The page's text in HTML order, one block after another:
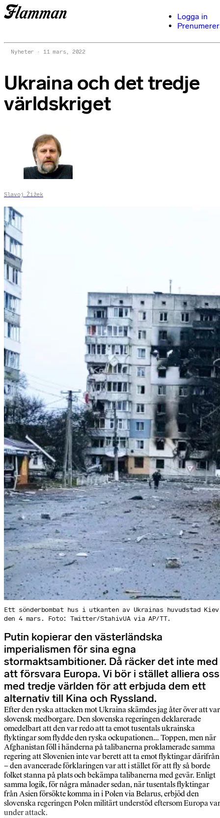
Logga in
Nyheter 11 mars, 2022
Ukraina och det tredje
världskriget
Slavoj Žižek
Ett sönderbombat hus i utkanten av Ukrainas huvudstad Kiev
den 4 mars. Foto: Twitter/StahivUA via AP/TT.
Putin kopierar den västerländska
imperialismen för sina egna
stormaktsambitioner. Då räcker det inte med
att försvara Europa. Vi bör i stället alliera oss
med tredje världen för att erbjuda dem ett
alternativ till Kina och Ryssland.
Efter den ryska attacken mot Ukraina skämdes jag åter över att
slovensk medborgare. Den slovenska regeringen deklarerade
omedelbart att den var redo att ta emot tusentals ukrainska
flyktingar som flydde den ryska ockupationen… Toppen, men när
Afghanistan föll i händerna på talibanerna proklamerade samma
regering att Slovenien inte var berett att ta emot flyktingar därifrån
– den avancerade förklaringen var att i stället för att fly så borde
folket stanna på plats och bekämpa talibanerna med gevär. Enligt
samma logik, för några månader sedan, när tusentals flyktingar
från Asien försökte komma in i Polen via Belarus, erbjöd den
slovenska regeringen Polen militärt understöd eftersom Europa var
under attack.